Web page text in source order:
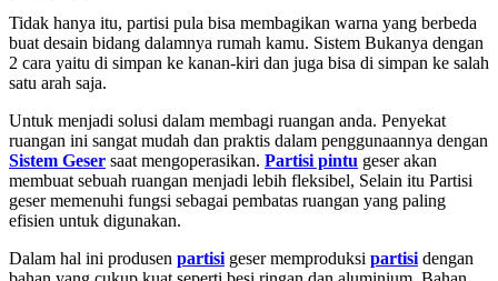
Tidak hanya itu, partisi pula bisa membagikan warna yang berbeda
buat desain bidang dalamnya rumah kamu. Sistem Bukanya dengan
2 cara yaitu di simpan ke kanan-kiri dan juga bisa di simpan ke salah
satu arah saja.
Untuk menjadi solusi dalam membagi ruangan anda. Penyekat
ruangan ini sangat mudah dan praktis dalam penggunaannya dengan
Sistem Geser saat mengoperasikan. Partisi pintu geser akan
membuat sebuah ruangan menjadi lebih fleksibel, Selain itu Partisi
geser memenuhi fungsi sebagai pembatas ruangan yang paling
efisien untuk digunakan.
Dalam hal ini produsen partisi geser memproduksi partisi dengan